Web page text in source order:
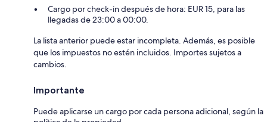
Cargo por check-in después de hora: EUR 15, para las
llegadas de 23:00 a 00:00.
La lista anterior puede estar incompleta. Además, es posible
que los impuestos no estén incluidos. Importes sujetos a
cambios.
Importante
Puede aplicarse un cargo por cada persona adicional, según la